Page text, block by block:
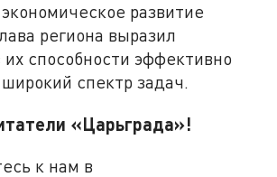
развитие
региона выразил
их способности эффективно
спектр задач.
«Царьграда»!
к нам в